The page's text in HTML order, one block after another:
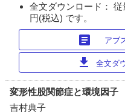
全文ダウンロード：
円(税込) です。
article アブ
download 全文ダ
変形性股関節症と環境因子
吉村典子